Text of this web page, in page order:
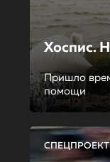
Хоспис.
Пришло
помощи
СПЕЦПРОЕКТ